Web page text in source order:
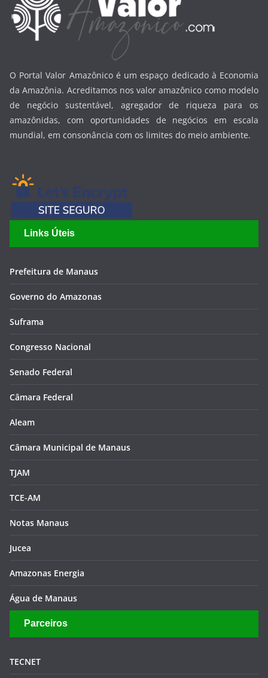
O Portal Valor Amazônico é um espaço dedicado à Economia
da Amazônia. Acreditamos nos valor amazônico como modelo
de negócio sustentável, agregador de riqueza para os
amazônidas, com oportunidades de negócios em escala
mundial, em consonância com os limites do meio ambiente.
Links Úteis
Prefeitura de Manaus
Governo do Amazonas
Suframa
Congresso Nacional
Senado Federal
Câmara Federal
Aleam
Câmara Municipal de Manaus
TJAM
TCE-AM
Notas Manaus
Jucea
Amazonas Energia
Água de Manaus
Parceiros
TECNET